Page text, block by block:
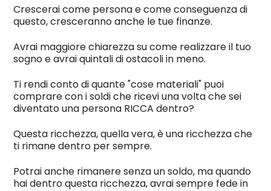
Crescerai come persona e come conseguenza di
questo, cresceranno anche le tue finanze.
Avrai maggiore chiarezza su come realizzare il tuo
sogno e avrai quintali di ostacoli in meno.
Ti rendi conto di quante "cose materiali" puoi
comprare con i soldi che ricevi una volta che sei
diventato una persona RICCA dentro?
Questa ricchezza, quella vera, è una ricchezza che
ti rimane dentro per sempre.
Potrai anche rimanere senza un soldo, ma quando
hai dentro questa ricchezza, avrai sempre fede in